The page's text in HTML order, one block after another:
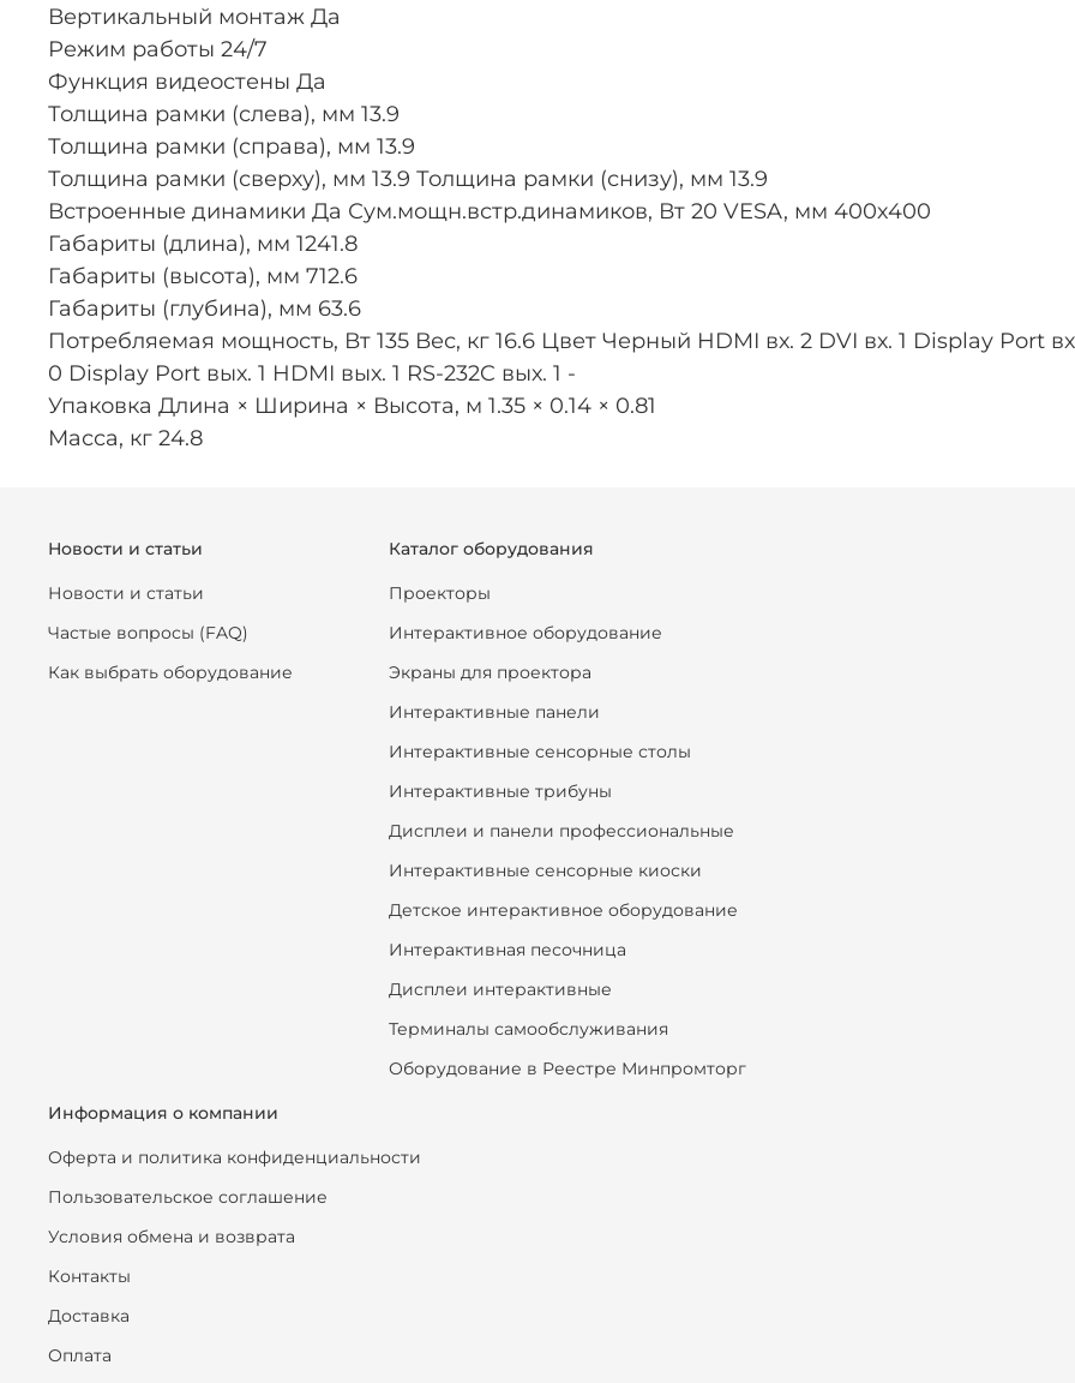
Вертикальный монтаж Да
Режим работы 24/7
Функция видеостены Да
Толщина рамки (слева), мм 13.9
Толщина рамки (справа), мм 13.9
Толщина рамки (сверху), мм 13.9 Толщина рамки (снизу), мм 13.9
Встроенные динамики Да Сум.мощн.встр.динамиков, Вт 20 VESA, мм 400х400
Габариты (длина), мм 1241.8
Габариты (высота), мм 712.6
Габариты (глубина), мм 63.6
Потребляемая мощность, Вт 135 Вес, кг 16.6 Цвет Черный HDMI вх. 2 DVI вх. 1 Display Port вх.
0 Display Port вых. 1 HDMI вых. 1 RS-232C вых. 1 -
Упаковка Длина × Ширина × Высота, м 1.35 × 0.14 × 0.81
Масса, кг 24.8
Новости и статьи
Новости и статьи
Частые вопросы (FAQ)
Как выбрать оборудование
Каталог оборудования
Проекторы
Интерактивное оборудование
Экраны для проектора
Интерактивные панели
Интерактивные сенсорные столы
Интерактивные трибуны
Дисплеи и панели профессиональные
Интерактивные сенсорные киоски
Детское интерактивное оборудование
Интерактивная песочница
Дисплеи интерактивные
Терминалы самообслуживания
Оборудование в Реестре Минпромторг
Информация о компании
Оферта и политика конфиденциальности
Пользовательское соглашение
Условия обмена и возврата
Контакты
Доставка
Оплата